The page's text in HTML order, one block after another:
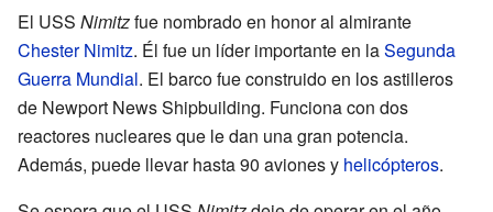
El USS Nimitzfue nombrado en honor al almirante
Chester Nimitz. Él fue un líder importante en laSegunda
Guerra Mundial. El barco fue construido en los astilleros
de Newport News Shipbuilding. Funciona con dos
reactores nucleares que le dan una gran potencia.
Además, puede llevar hasta 90 aviones y helicópteros.